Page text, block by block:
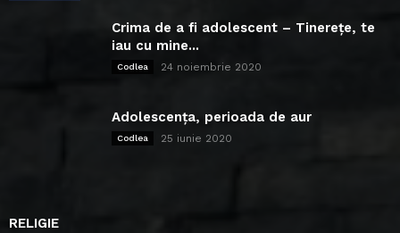
Crima de a fi adolescent – Tinerețe, te
iau cu mine...
Codlea 24 noiembrie 2020
Adolescența, perioada de aur
Codlea 25 iunie 2020
RELIGIE